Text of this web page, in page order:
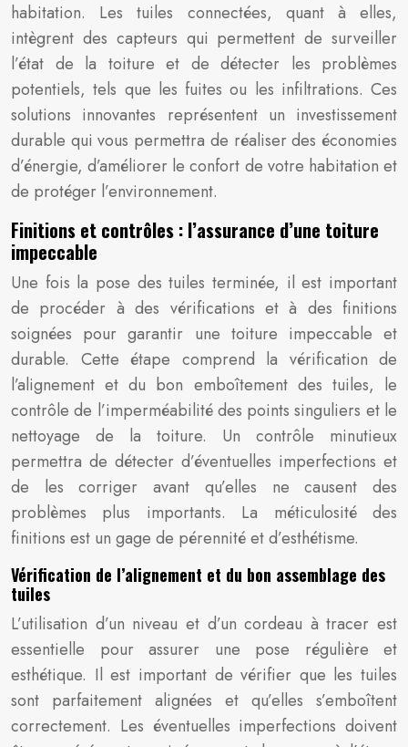
habitation. Les tuiles connectées, quant à elles,
intègrent des capteurs qui permettent de surveiller
l’état de la toiture et de détecter les problèmes
potentiels, tels que les fuites ou les infiltrations. Ces
solutions innovantes représentent un investissement
durable qui vous permettra de réaliser des économies
d’énergie, d’améliorer le confort de votre habitation et
de protéger l’environnement.
Finitions et contrôles : l’assurance d’une toiture
impeccable
Une fois la pose des tuiles terminée, il est important
de procéder à des vérifications et à des finitions
soignées pour garantir une toiture impeccable et
durable. Cette étape comprend la vérification de
l’alignement et du bon emboîtement des tuiles, le
contrôle de l’imperméabilité des points singuliers et le
nettoyage de la toiture. Un contrôle minutieux
permettra de détecter d’éventuelles imperfections et
de les corriger avant qu’elles ne causent des
problèmes plus importants. La méticulosité des
finitions est un gage de pérennité et d’esthétisme.
Vérification de l’alignement et du bon assemblage des
tuiles
L’utilisation d’un niveau et d’un cordeau à tracer est
essentielle pour assurer une pose régulière et
esthétique. Il est important de vérifier que les tuiles
sont parfaitement alignées et qu’elles s’emboîtent
correctement. Les éventuelles imperfections doivent